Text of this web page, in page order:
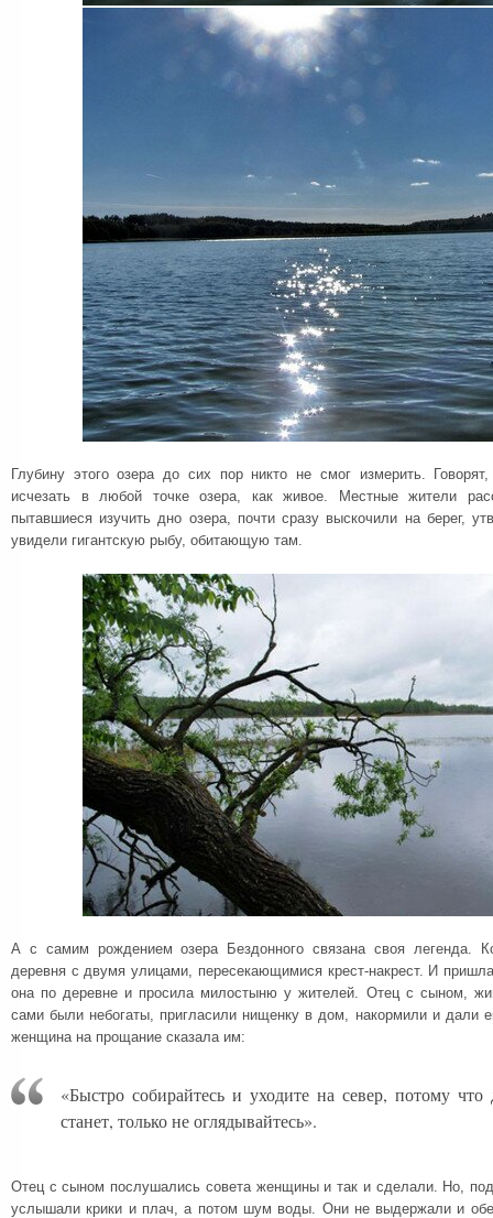
Глубину этого озера до сих пор никто не смог измерить.
исчезать в любой точке озера, как живое. Местные жители
пытавшиеся изучить дно озера, почти сразу выскочили на берег,
увидели гигантскую рыбу, обитающую там.
А с самим рождением озера Бездонного связана своя легенда.
деревня с двумя улицами, пересекающимися крест-накрест. И
она по деревне и просила милостыню у жителей. Отец с сыном,
сами были небогаты, пригласили нищенку в дом, накормили и дали
женщина на прощание сказала им:
«Быстро собирайтесь и уходите на север, потому
станет, только не оглядывайтесь».
Отец с сыном послушались совета женщины и так и сделали. Но,
услышали крики и плач, а потом шум воды. Они не выдержали и